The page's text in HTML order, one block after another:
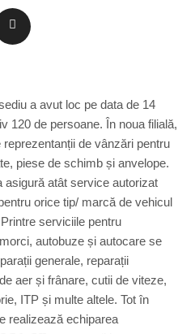
a avut loc pe data de 14
120 de persoane. În noua filială,
de vânzări pentru
piese de schimb și anvelope.
asigură atât service autorizat
orice tip/ marcă de vehicul
serviciile pentru
autobuze și autocare se
generale, reparații
aer și frânare, cutii de viteze,
ITP și multe altele. Tot în
realizează echiparea